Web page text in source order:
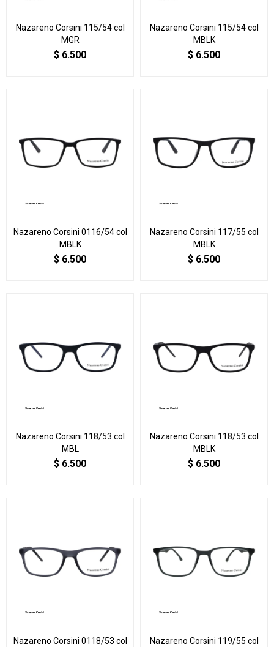
Nazareno Corsini 115/54 col
MGR
$ 6.500
Nazareno Corsini 115/54 col
MBLK
$ 6.500
Nazareno Corsini 0116/54 col
MBLK
$ 6.500
Nazareno Corsini 117/55 col
MBLK
$ 6.500
Nazareno Corsini 118/53 col
MBL
$ 6.500
Nazareno Corsini 118/53 col
MBLK
$ 6.500
Nazareno Corsini 0118/53 col
Nazareno Corsini 119/55 col